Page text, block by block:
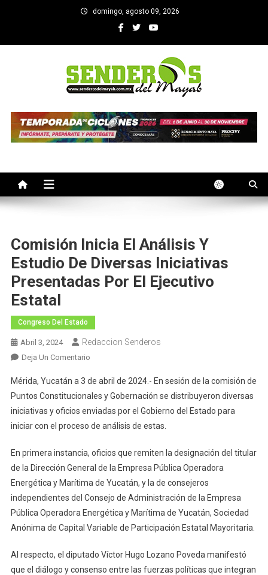
domingo, agosto 09, 2026
SENDEROS DEL MAYAB
Comisión Inicia El Análisis Y
Estudio De Diversas Iniciativas
Presentadas Por El Ejecutivo
Estatal
Congreso Del Estado
Abril 3, 2024 Redaccion Senderos
Deja Un ComentarioEn
Inicia
El
Análisis
Y
De
Diversas
Iniciativas
Presentadas
Estatal
Mérida, Yucatán a 3 de abril de 2024.- En sesión de la comisión de
Puntos Constitucionales y Gobernación se distribuyeron diversas
iniciativas y oficios enviadas por el Gobierno del Estado para
iniciar con el proceso de análisis de estas.
En primera instancia, oficios que remiten la designación del titular
de la Dirección General de la Empresa Pública Operadora
Energética y Marítima de Yucatán, y la de consejeros
independientes del Consejo de Administración de la Empresa
Pública Operadora Energética y Marítima de Yucatán, Sociedad
Anónima de Capital Variable de Participación Estatal Mayoritaria.
Al respecto, el diputado Víctor Hugo Lozano Poveda manifestó
que el diálogo y consenso entre las fuerzas políticas que integran